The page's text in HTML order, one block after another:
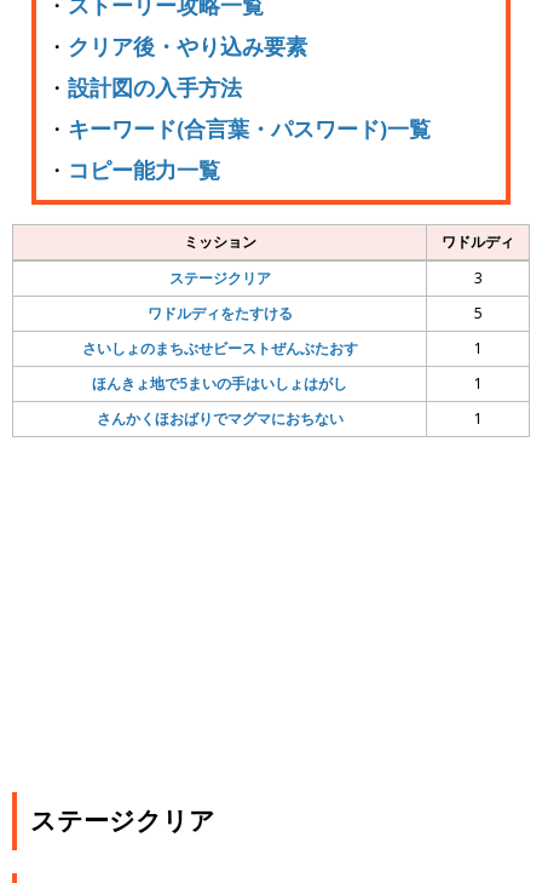
・ クリア後・やり込み要素
・ 設計図の入手方法
・ キーワード(合言葉・パスワード)一覧
・ コピー能力一覧
ミッション
ワドルディ
ステージクリア
3
ワドルディをたすける
5
さいしょのまちぶせビーストぜんぶたおす
1
ほんきょ地で5まいの手はいしょはがし
1
さんかくほおばりでマグマにおちない
1
ステージクリア